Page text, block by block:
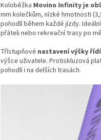
Koloběžka Movino Infinity je
mm kolečkům, nízké hmotnosti
pohodlí během každé jízdy.
přáteli nebo rekreační trasy po
Třístupňové nastavení výšky
výšce uživatele. Protiskluzová
pohodlí i na delších trasách.